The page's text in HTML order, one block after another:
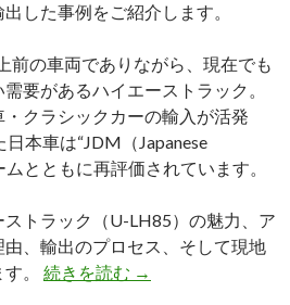
した事例をご紹介します。
前の車両でありながら、現在でも
要があるハイエーストラック。
クラシックカーの輸入が活発
本車は“JDM（Japanese
とともに再評価されています。
トラック（U-LH85）の魅力、ア
由、輸出のプロセス、そして現地
。 続きを読む 【買
→